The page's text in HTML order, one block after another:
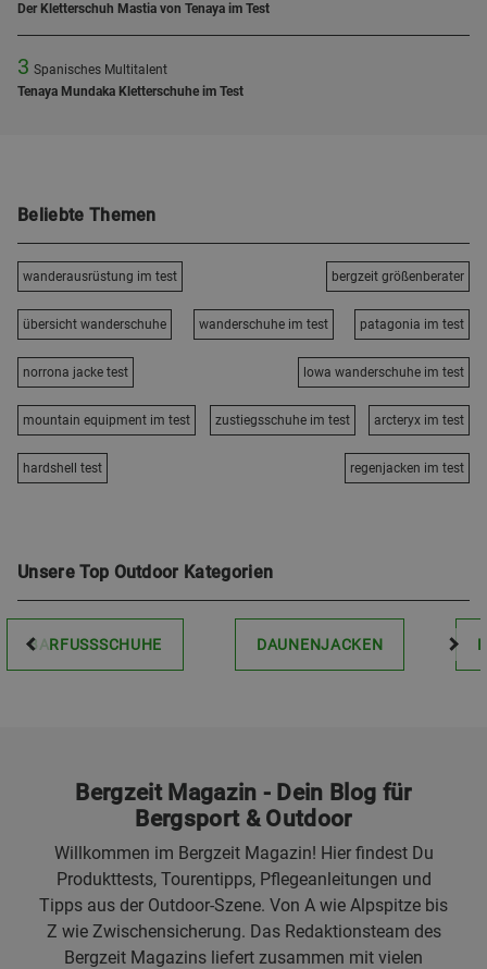
Der Kletterschuh Mastia von Tenaya im Test
3 Spanisches Multitalent
Tenaya Mundaka Kletterschuhe im Test
Beliebte Themen
wanderausrüstung im test bergzeit größenberater
übersicht wanderschuhe wanderschuhe im test patagonia im test
norrona jacke test lowa wanderschuhe im test
mountain equipment im test zustiegsschuhe im test arcteryx im test
hardshell test regenjacken im test
Unsere Top Outdoor Kategorien
BARFUSSSCHUHE DAUNENJACKEN
Bergzeit Magazin - Dein Blog für
Bergsport & Outdoor
Willkommen im Bergzeit Magazin! Hier findest Du
Produkttests, Tourentipps, Pflegeanleitungen und
Tipps aus der Outdoor-Szene. Von A wie Alpspitze bis
Z wie Zwischensicherung. Das Redaktionsteam des
Bergzeit Magazins liefert zusammen mit vielen